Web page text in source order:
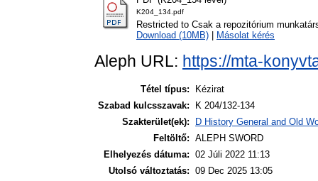
K204_134.pdf
Restricted to Csak a repozitórium
Download (10MB)
Másolat kérés
Aleph URL: https://mta-
Tétel típus:
Kézirat
Szabad kulcsszavak:
K 204/132-134
Szakterület(ek):
D History General and Old
Feltöltő: ALEPH SWORD
Elhelyezés dátuma: 02 Júli 2022 11:13
Utolsó változtatás: 09 Dec 2025 13:05